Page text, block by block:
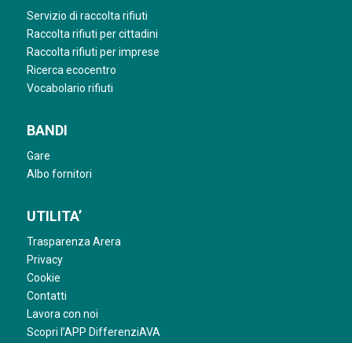
Servizio di raccolta rifiuti
Raccolta rifiuti per cittadini
Raccolta rifiuti per imprese
Ricerca ecocentro
Vocabolario rifiuti
BANDI
Gare
Albo fornitori
UTILITA’
Trasparenza Arera
Privacy
Cookie
Contatti
Lavora con noi
Scopri l’APP DifferenziAVA